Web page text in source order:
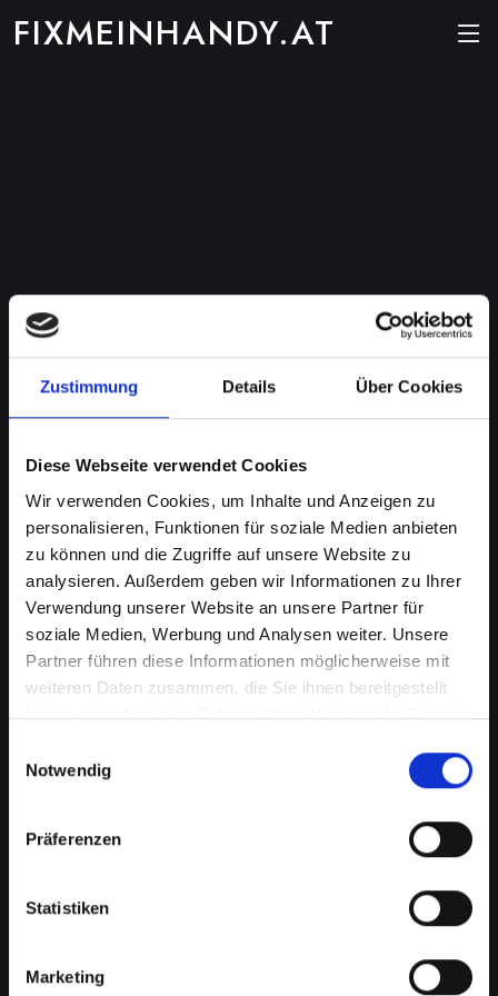
Zustimmung Details Über Cookies
Diese Webseite verwendet Cookies
Wir verwenden Cookies, um Inhalte und Anzeigen zu
personalisieren, Funktionen für soziale Medien anbieten
zu können und die Zugriffe auf unsere Website zu
analysieren. Außerdem geben wir Informationen zu Ihrer
Verwendung unserer Website an unsere Partner für
soziale Medien, Werbung und Analysen weiter. Unsere
Partner führen diese Informationen möglicherweise mit
weiteren Daten zusammen, die Sie ihnen bereitgestellt
haben oder die sie im Rahmen Ihrer Nutzung der Dienste
Notwendig
Präferenzen
Statistiken
Marketing
FIXMEINHANDY.AT
Ladebuchsenprobleme bei
Ihrem IPHONE-XS in Bad-st-
leonhard-im-lavanttal? Schnelle
Ein häufiges Problem bei Smartphones ist die
bedeuten, dass Ihr IPHONE-XS nicht mehr